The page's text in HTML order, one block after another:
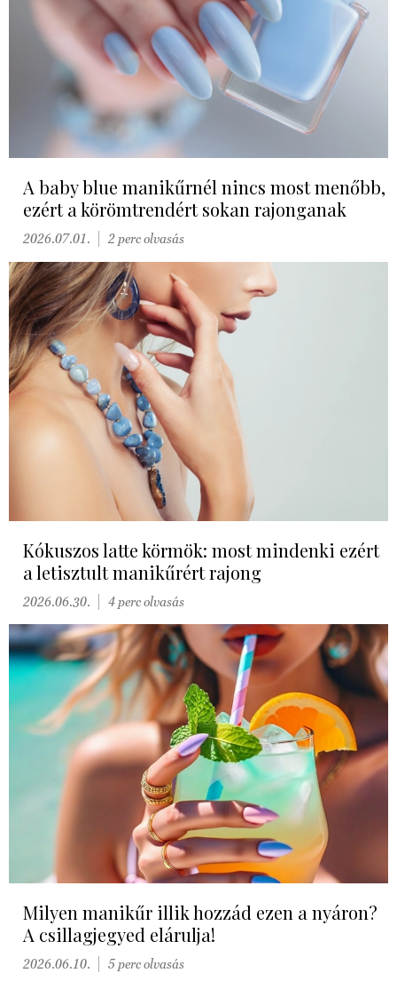
A baby blue manikűrnél nincs most menőbb,
ezért a körömtrendért sokan rajonganak
2026.07.01. 2 perc olvasás
Kókuszos latte körmök: most mindenki ezért
a letisztult manikűrért rajong
2026.06.30. 4 perc olvasás
Milyen manikűr illik hozzád ezen a nyáron?
A csillagjegyed elárulja!
2026.06.10. 5 perc olvasás